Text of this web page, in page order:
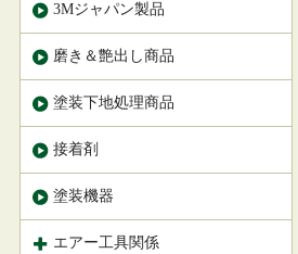
3Mジャパン製品
磨き＆艶出し商品
塗装下地処理商品
接着剤
塗装機器
エアー工具関係